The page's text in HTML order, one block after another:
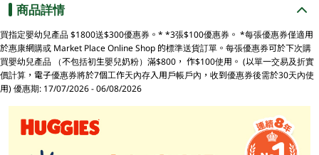
商品詳情
買指定嬰幼兒產品 $1800送$300優惠券。* *3張$100優惠券。 *每張優惠券僅適用
於惠康網購或 Market Place Online Shop 的標準送貨訂單。每張優惠券可於下次購
買嬰幼兒產品 （不包括初生嬰兒奶粉）滿$800， 作$100使用。 (以單一交易及折實
價計算，電子優惠券將於7個工作天內存入用戶帳戶內，收到優惠券後需於30天內使
用) 優惠期: 17/07/2026 - 06/08/2026